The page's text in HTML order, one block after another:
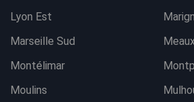
Lyon Est
Marseille Sud
Montélimar
Moulins